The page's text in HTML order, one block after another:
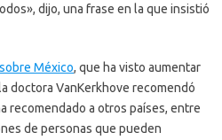
dijo, una frase en la que insistió
México, que ha visto aumentar
doctora VanKerkhove recomendó
recomendado a otros países, entre
de personas que pueden